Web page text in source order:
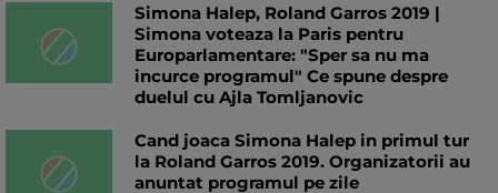
Simona Halep, Roland Garros 2019 |
Simona voteaza la Paris pentru
Europarlamentare: "Sper sa nu ma
incurce programul" Ce spune despre
duelul cu Ajla Tomljanovic
Cand joaca Simona Halep in primul tur
la Roland Garros 2019. Organizatorii au
anuntat programul pe zile